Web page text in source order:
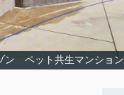
ン ペット共生マンション